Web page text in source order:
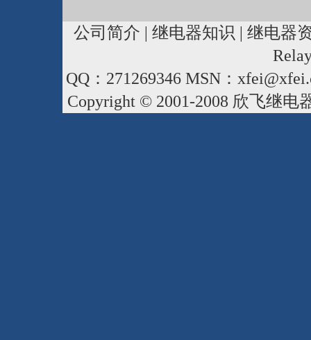
公司简介 | 继电器知识 | 继电器
QQ：271269346 MSN：
Copyright © 2001-2008 欣飞继电